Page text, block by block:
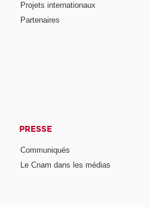
Projets internationaux
Partenaires
PRESSE
Communiqués
Le Cnam dans les médias